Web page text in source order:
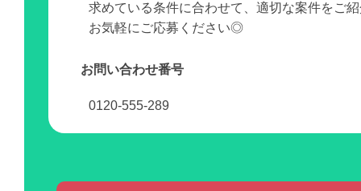
求めている条件に合わせて、適切な案件をご
お気軽にご応募ください◎
お問い合わせ番号
0120-555-289